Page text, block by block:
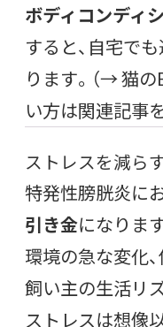
ボディコンディ
すると、自宅で
ります。（→ 猫
い方は関連記事
ストレスを減ら
特発性膀胱炎に
引き金になります
環境の急な変化
飼い主の生活リ
ストレスは想像